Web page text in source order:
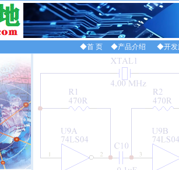
◆首 页 ◆产品介绍 ◆开发